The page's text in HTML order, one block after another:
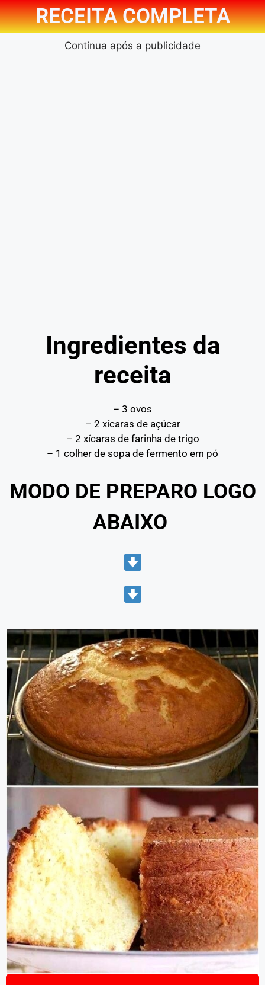
RECEITA COMPLETA
Continua após a publicidade
Ingredientes da
receita
– 3 ovos
– 2 xícaras de açúcar
– 2 xícaras de farinha de trigo
– 1 colher de sopa de fermento em pó
MODO DE PREPARO LOGO
ABAIXO